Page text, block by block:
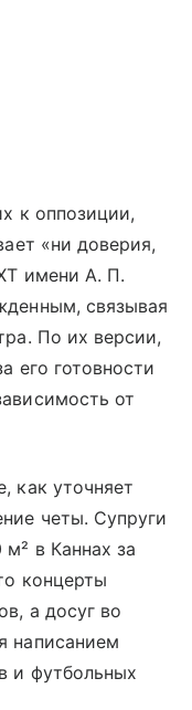
к оппозиции,
«ни доверия,
имени А. П.
связывая
По их версии,
его готовности
от
как уточняет
четы. Супруги
в Каннах за
концерты
а досуг во
написанием
и футбольных